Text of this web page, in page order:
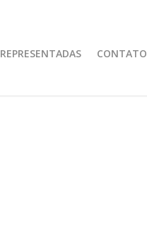
REPRESENTADAS CONTATO